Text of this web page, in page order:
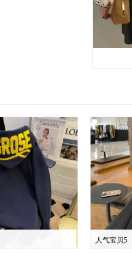
人气宝贝5